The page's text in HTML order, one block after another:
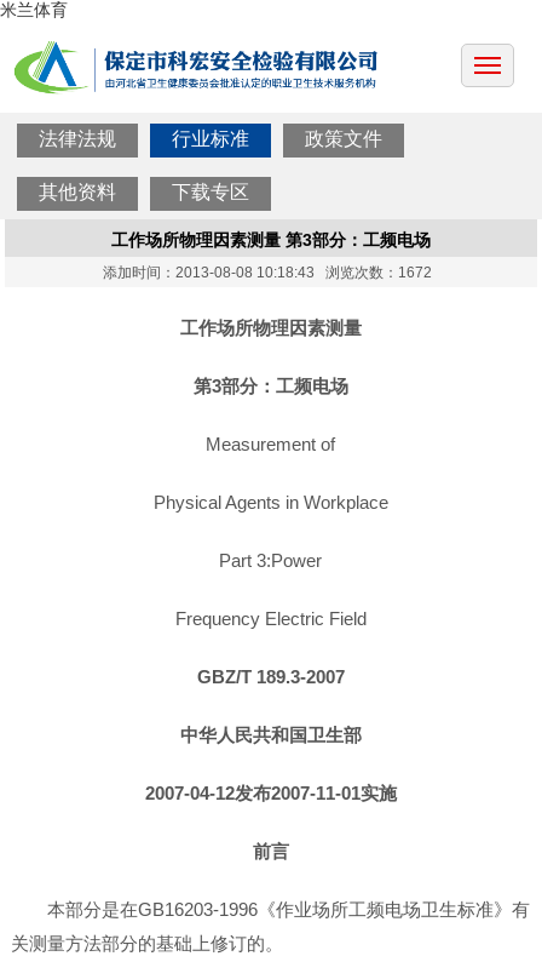
米兰体育
法律法规 行业标准 政策文件
其他资料 下载专区
工作场所物理因素测量 第3部分：工频电场
添加时间：2013-08-08 10:18:43 浏览次数：1672
工作场所物理因素测量
第3部分：工频电场
Measurement of
Physical Agents in Workplace
Part 3:Power
Frequency Electric Field
GBZ/T 189.3-2007
中华人民共和国卫生部
2007-04-12发布2007-11-01实施
前言
本部分是在GB16203-1996《作业场所工频电场卫生标准》有
关测量方法部分的基础上修订的。